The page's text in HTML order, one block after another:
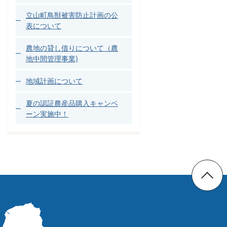
立山町鳥獣被害防止計画の公
表について
農地の貸し借りについて（農
地中間管理事業)
地域計画について
夏の認証農産品購入キャンペ
ーン実施中！